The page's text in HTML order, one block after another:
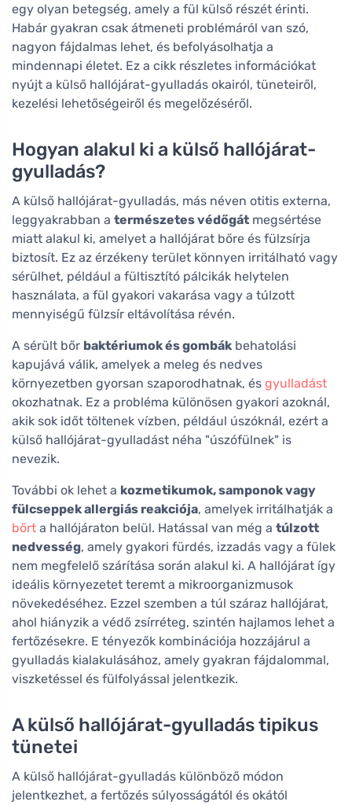
egy olyan betegség, amely a fül külső részét érinti.
Habár gyakran csak átmeneti problémáról van szó,
nagyon fájdalmas lehet, és befolyásolhatja a
mindennapi életet. Ez a cikk részletes információkat
nyújt a külső hallójárat-gyulladás okairól, tüneteiről,
kezelési lehetőségeiről és megelőzéséről.
Hogyan alakul ki a külső hallójárat-
gyulladás?
A külső hallójárat-gyulladás, más néven otitis externa,
leggyakrabban a természetes védőgát megsértése
miatt alakul ki, amelyet a hallójárat bőre és fülzsírja
biztosít. Ez az érzékeny terület könnyen irritálható vagy
sérülhet, például a fültisztító pálcikák helytelen
használata, a fül gyakori vakarása vagy a túlzott
mennyiségű fülzsír eltávolítása révén.
A sérült bőr baktériumok és gombák behatolási
kapujává válik, amelyek a meleg és nedves
környezetben gyorsan szaporodhatnak, és gyulladást
okozhatnak. Ez a probléma különösen gyakori azoknál,
akik sok időt töltenek vízben, például úszóknál, ezért a
külső hallójárat-gyulladást néha "úszófülnek" is
nevezik.
További ok lehet a kozmetikumok, samponok vagy
fülcseppek allergiás reakciója, amelyek irritálhatják a
bőrt a hallójáraton belül. Hatással van még a túlzott
nedvesség, amely gyakori fürdés, izzadás vagy a fülek
nem megfelelő szárítása során alakul ki. A hallójárat így
ideális környezetet teremt a mikroorganizmusok
növekedéséhez. Ezzel szemben a túl száraz hallójárat,
ahol hiányzik a védő zsírréteg, szintén hajlamos lehet a
fertőzésekre. E tényezők kombinációja hozzájárul a
gyulladás kialakulásához, amely gyakran fájdalommal,
viszketéssel és fülfolyással jelentkezik.
A külső hallójárat-gyulladás tipikus
tünetei
A külső hallójárat-gyulladás különböző módon
jelentkezhet, a fertőzés súlyosságától és okától